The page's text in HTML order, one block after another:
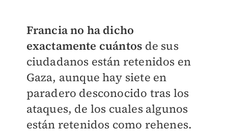
Francia no ha dicho
exactamente cuántos de sus
ciudadanos están retenidos en
Gaza, aunque hay siete en
paradero desconocido tras los
ataques, de los cuales algunos
están retenidos como rehenes.